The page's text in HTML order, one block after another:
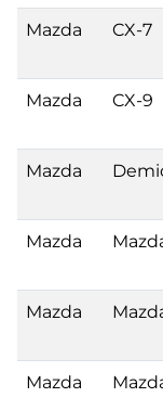
Mazda CX-7
Mazda CX-9
Mazda
Mazda
Mazda
Mazda